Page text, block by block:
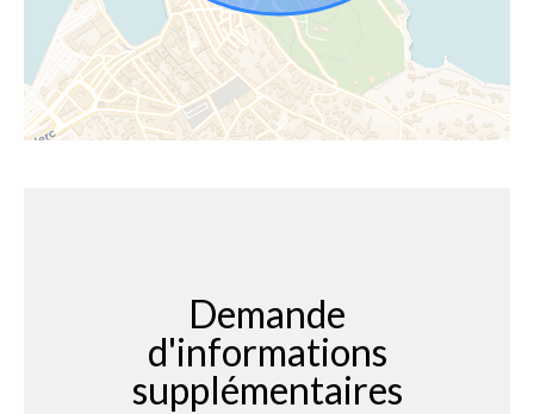
Demande
d'informations
supplémentaires